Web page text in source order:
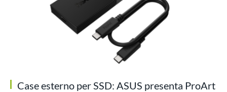
Case esterno per SSD: ASUS presenta ProArt